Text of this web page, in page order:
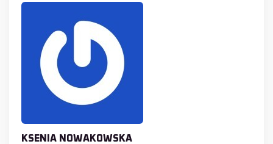
KSENIA NOWAKOWSKA